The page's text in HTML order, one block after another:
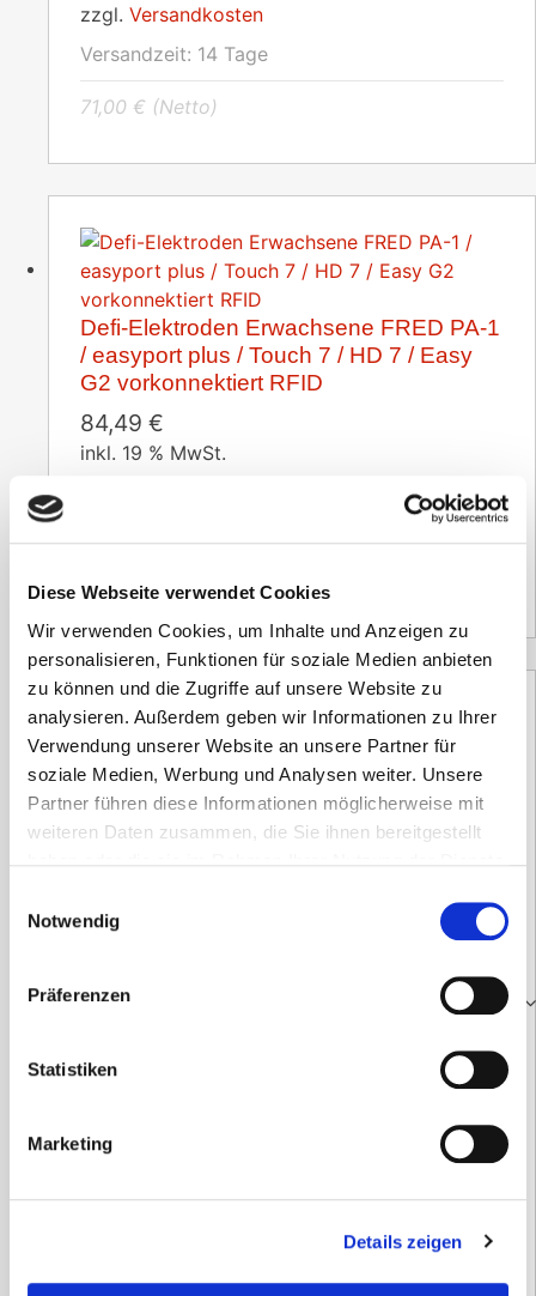
Diese Webseite verwendet Cookies
Wir verwenden Cookies, um Inhalte und Anzeigen zu
personalisieren, Funktionen für soziale Medien anbieten
zu können und die Zugriffe auf unsere Website zu
analysieren. Außerdem geben wir Informationen zu Ihrer
Verwendung unserer Website an unsere Partner für
soziale Medien, Werbung und Analysen weiter. Unsere
Partner führen diese Informationen möglicherweise mit
weiteren Daten zusammen, die Sie ihnen bereitgestellt
Notwendig
Präferenzen
Statistiken
Marketing
Details zeigen
zzgl. Versandkosten
Versandzeit: 14 Tage
71,00 € (Netto)
Defi-Elektroden Erwachsene FRED PA-1
/ easyport plus / Touch 7 / HD 7 / Easy
G2 vorkonnektiert RFID
84,49 €
inkl. 19 % MwSt.
71,00 €(Netto)
Batterie zu FRED PA-1 Schiller FRED
234,43